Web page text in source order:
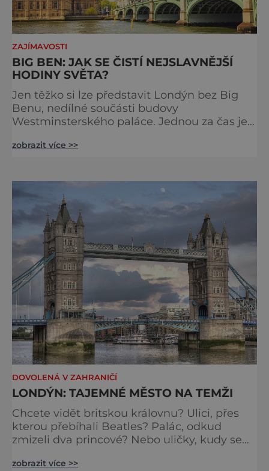
ZAJÍMAVOSTI
BIG BEN: JAK SE ČISTÍ NEJSLAVNĚJŠÍ
HODINY SVĚTA?
Jen těžko si lze představit Londýn bez Big
Benu, nedílné součásti budovy
Westminsterského paláce. Jednou za čas je
opucovat zašedlý kabát. Na konci srpna roku
čtyřčlenná údržbářská četa, vyzbrojena
hadry a kbelíky s mýdlovou vodou, po
několik dní navracela zašlý lesk. [caption
zobrazit více >>
DOVOLENÁ V ZAHRANIČÍ
LONDÝN: TAJEMNÉ MĚSTO NA TEMŽI
Chcete vidět britskou královnu? Ulici, přes
kterou přebíhali Beatles? Palác, odkud
zmizeli dva princové? Nebo uličky, kudy se
jak to všechno stihnout? Kouzelný Londýn
zobrazit více >>